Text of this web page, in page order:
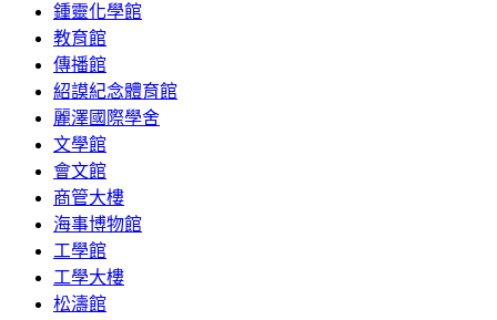
鍾靈化學館
教育館
傳播館
紹謨紀念體育館
麗澤國際學舍
文學館
會文館
商管大樓
海事博物館
工學館
工學大樓
松濤館